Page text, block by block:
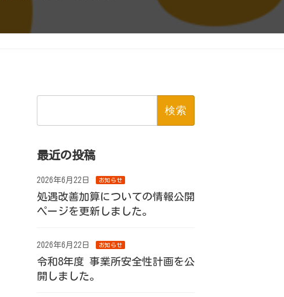
検
最近の投稿
2026年6月22日 お知らせ
処遇改善加算についての情報公開
ページを更新しました。
2026年6月22日 お知らせ
令和8年度 事業所安全性計画を公
開しました。